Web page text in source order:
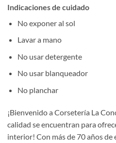
Indicaciones de cuidado
No exponer al sol
Lavar a mano
No usar detergente
No usar blanqueador
No planchar
¡Bienvenido a Corsetería La
calidad se encuentran para
interior! Con más de 70 años de